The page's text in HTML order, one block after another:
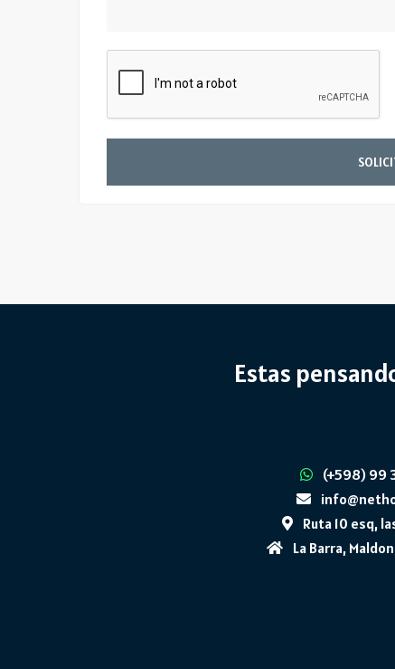
Estas
(+598) 99
Ruta 10 esq,
La Barra,